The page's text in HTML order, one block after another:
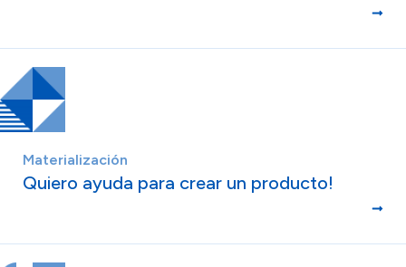
Materialización
Quiero ayuda para crear un producto!